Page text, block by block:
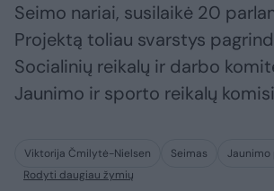
Seimo nariai, susilaikė 20
Projektą toliau svarstys
Socialinių reikalų ir darbo
Jaunimo ir sporto reikalų
Viktorija Čmilytė-Nielsen Seimas
Jaunimo
Rodyti daugiau žymių